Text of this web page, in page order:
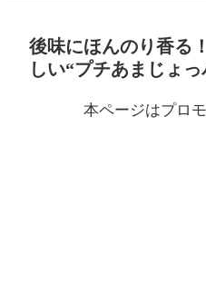
後味にほんのり香る
しい“プチあまじょ
本ページはプロ